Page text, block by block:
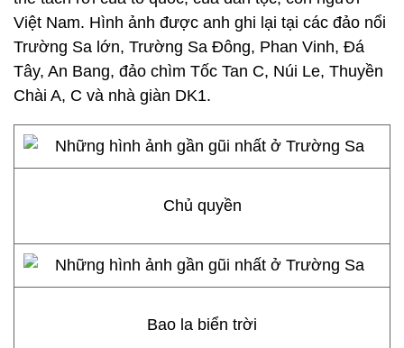
Việt Nam. Hình ảnh được anh ghi lại tại các đảo nổi
Trường Sa lớn, Trường Sa Đông, Phan Vinh, Đá
Tây, An Bang, đảo chìm Tốc Tan C, Núi Le, Thuyền
Chài A, C và nhà giàn DK1.
Chủ quyền
Bao la biển trời